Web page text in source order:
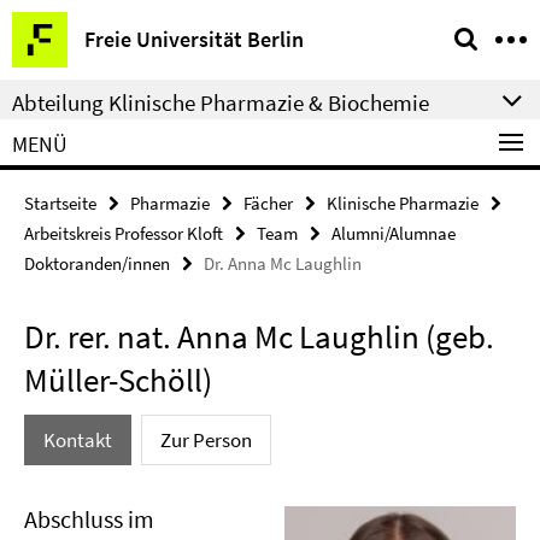
Springe
direkt
zu
Inhalt
Freie Universität Berlin
Service-
Navigation
Abteilung Klinische Pharmazie & Biochemie
MENÜ
Startseite Pharmazie Fächer
Klinische Pharmazie
Arbeitskreis Professor Kloft
Team
Alumni/Alumnae
Doktoranden/innen
Dr. Anna Mc Laughlin
Dr. rer. nat. Anna Mc Laughlin (geb.
Müller-Schöll)
Kontakt Zur Person
Abschluss im